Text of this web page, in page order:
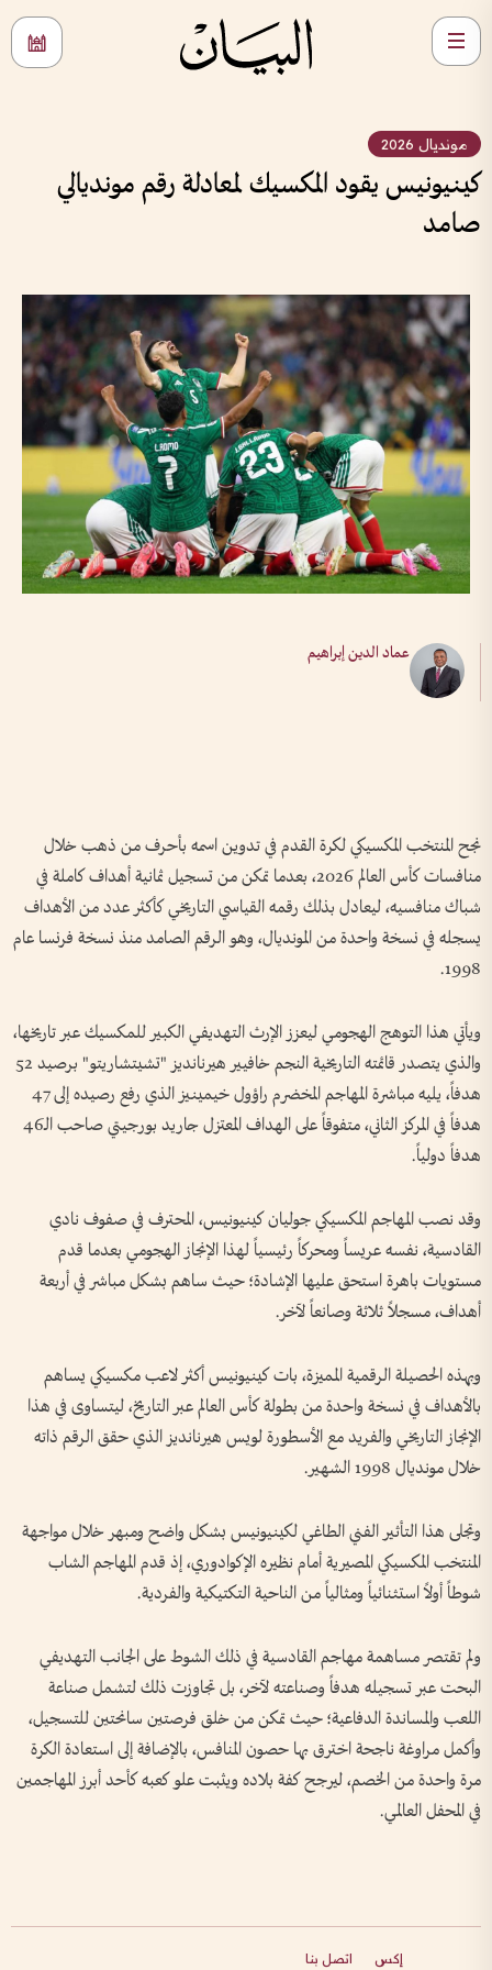
مونديال 2026
كينيونيس يقود المكسيك لمعادلة رقم مونديالي
صامد
عماد الدين إبراهيم
نجح المنتخب المكسيكي لكرة القدم في تدوين اسمه بأحرف من ذهب خلال
منافسات كأس العالم 2026، بعدما تمكن من تسجيل ثمانية أهداف كاملة في
شباك منافسيه، ليعادل بذلك رقمه القياسي التاريخي كأكثر عدد من الأهداف
يسجله في نسخة واحدة من المونديال، وهو الرقم الصامد منذ نسخة فرنسا عام
1998.
ويأتي هذا التوهج الهجومي ليعزز الإرث التهديفي الكبير للمكسيك عبر تاريخها،
والذي يتصدر قائمته التاريخية النجم خافيير هيرنانديز "تشيتشاريتو" برصيد 52
هدفاً، يليه مباشرة المهاجم المخضرم راؤول خيمينيز الذي رفع رصيده إلى 47
هدفاً في المركز الثاني، متفوقاً على الهداف المعتزل جاريد بورجيتي صاحب الـ46
هدفاً دولياً.
وقد نصب المهاجم المكسيكي جوليان كينيونيس، المحترف في صفوف نادي
القادسية، نفسه عريساً ومحركاً رئيسياً لهذا الإنجاز الهجومي بعدما قدم
مستويات باهرة استحق عليها الإشادة؛ حيث ساهم بشكل مباشر في أربعة
أهداف، مسجلاً ثلاثة وصانعاً لآخر.
وبهذه الحصيلة الرقمية المميزة، بات كينيونيس أكثر لاعب مكسيكي يساهم
بالأهداف في نسخة واحدة من بطولة كأس العالم عبر التاريخ، ليتساوى في هذا
الإنجاز التاريخي والفريد مع الأسطورة لويس هيرنانديز الذي حقق الرقم ذاته
خلال مونديال 1998 الشهير.
وتجلى هذا التأثير الفني الطاغي لكينيونيس بشكل واضح ومبهر خلال مواجهة
المنتخب المكسيكي المصيرية أمام نظيره الإكوادوري، إذ قدم المهاجم الشاب
شوطاً أولاً استثنائياً ومثالياً من الناحية التكتيكية والفردية.
ولم تقتصر مساهمة مهاجم القادسية في ذلك الشوط على الجانب التهديفي
البحت عبر تسجيله هدفاً وصناعته لآخر، بل تجاوزت ذلك لتشمل صناعة
اللعب والمساندة الدفاعية؛ حيث تمكن من خلق فرصتين سانحتين للتسجيل،
وأكمل مراوغة ناجحة اخترق بها حصون المنافس، بالإضافة إلى استعادة الكرة
مرة واحدة من الخصم، ليرجح كفة بلاده ويثبت علو كعبه كأحد أبرز المهاجمين
في المحفل العالمي.
إكس اتصل بنا